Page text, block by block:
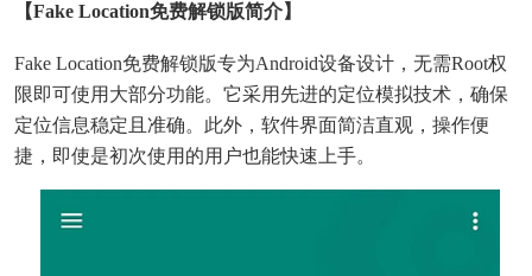
【Fake Location免费解锁版简介】
Fake Location免费解锁版专为Android设备设计，无需root权
限即可使用大部分功能。它采用先进的定位模拟技术，确保
定位信息稳定且准确。此外，软件界面简洁直观，操作便
捷，即使是初次使用的用户也能快速上手。